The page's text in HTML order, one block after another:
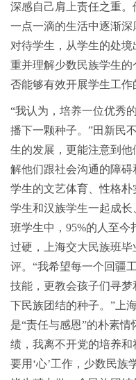
深感自己肩上责任之重
一点一滴的生活中逐渐
对待学生，从学生的处
重并理解少数民族学生
否能够有效开展学生工作
“我认为，培养一位优秀
播下一颗种子。”田新民
生的发展，更能注意到
解他们跟社会沟通的障
学生的文艺体育、性格
学生和汉族学生一起成
班学生中，95%的人至
过硬，上海交大民族班
评。“我希望每一个回疆
技能，更教会孩子们寻
下民族团结的种子。”上
是“责任与感恩”的朴素
绩，我离不开党的培养
要用‘心’工作，少数民族